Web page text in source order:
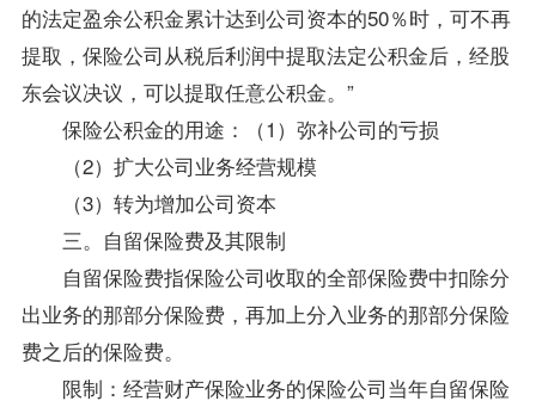
的法定盈余公积金累计达到公司资本的50％时，可不再
提取，保险公司从税后利润中提取法定公积金后，经股
东会议决议，可以提取任意公积金。”
保险公积金的用途：（1）弥补公司的亏损
（2）扩大公司业务经营规模
（3）转为增加公司资本
三。自留保险费及其限制
自留保险费指保险公司收取的全部保险费中扣除分
出业务的那部分保险费，再加上分入业务的那部分保险
费之后的保险费。
限制：经营财产保险业务的保险公司当年自留保险